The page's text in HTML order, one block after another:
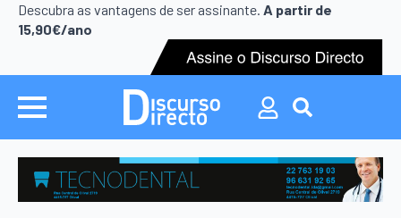
Descubra as vantagens de ser assinante. A partir de
15,90€/ano
Search
for:
Search